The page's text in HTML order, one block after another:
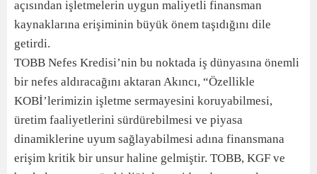
açısından işletmelerin uygun maliyetli finansman
kaynaklarına erişiminin büyük önem taşıdığını dile
getirdi.
TOBB Nefes Kredisi’nin bu noktada iş dünyasına önemli
bir nefes aldıracağını aktaran Akıncı, “Özellikle
KOBİ’lerimizin işletme sermayesini koruyabilmesi,
üretim faaliyetlerini sürdürebilmesi ve piyasa
dinamiklerine uyum sağlayabilmesi adına finansmana
erişim kritik bir unsur haline gelmiştir. TOBB, KGF ve